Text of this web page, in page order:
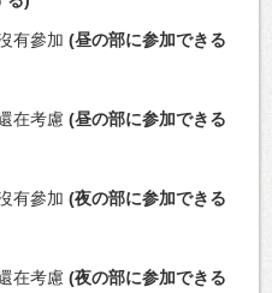
有參加 (昼の部に参加できる
在考慮 (昼の部に参加できる
有參加 (夜の部に参加できる
在考慮 (夜の部に参加できる